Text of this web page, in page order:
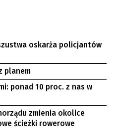
oskarża policjantów
planem
ponad 10 proc. z nas w
zmienia okolice
ścieżki rowerowe